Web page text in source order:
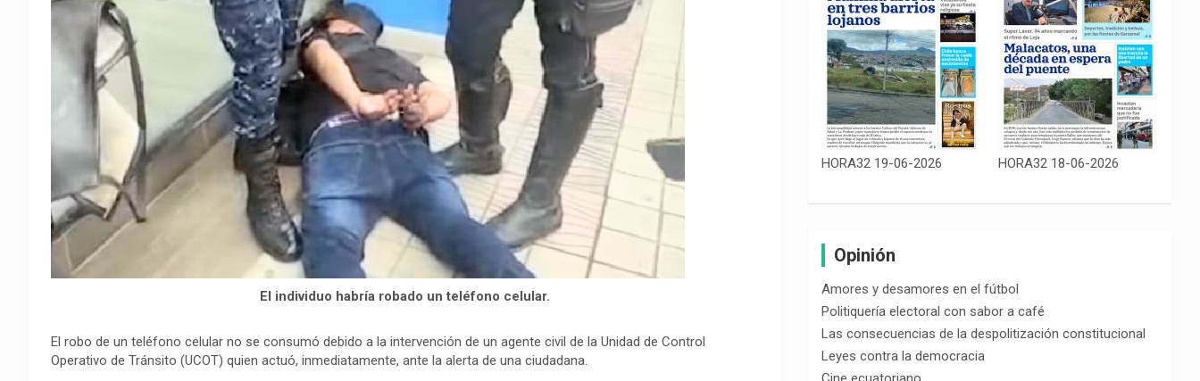
o
p
t
i
r
El individuo habría robado un teléfono celular.
El robo de un teléfono celular no se consumó debido a la intervención de un agente civil de la Unidad de Control
Operativo de Tránsito (UCOT) quien actuó, inmediatamente, ante la alerta de una ciudadana.
HORA32 19-06-2026 HORA32 18-06-2026
Opinión
Amores y desamores en el fútbol
Politiquería electoral con sabor a café
Las consecuencias de la despolitización constitucional
Leyes contra la democracia